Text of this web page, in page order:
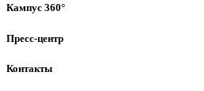
Кампус 360°
Пресс-центр
Контакты